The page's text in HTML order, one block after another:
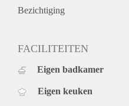
Bezichtiging
FACILITEITEN
Eigen badkamer
Eigen keuken